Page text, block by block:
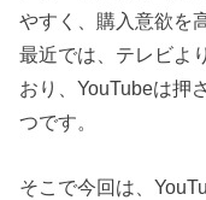
やすく、購入意欲を
最近では、テレビよ
おり、YouTubeは押
つです。
そこで今回は、